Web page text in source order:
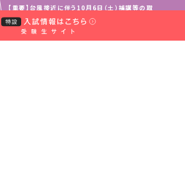
【重要】台風接近に伴う10月6日（土）補講等の取
り扱いについて（10月5日9:00発表）